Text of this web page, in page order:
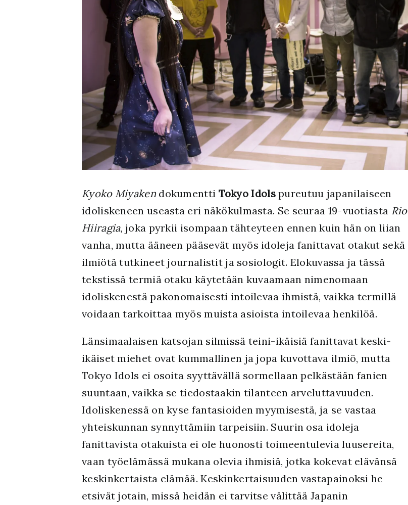
Kyoko Miyaken dokumentti Tokyo Idolspureutuu japanilaiseen
idoliskeneen useasta eri näkökulmasta. Se seuraa 19-vuotiasta Rio
Hiiragia, joka pyrkii isompaan tähteyteen ennen kuin hän on liian
vanha, mutta ääneen pääsevät myös idoleja fanittavat otakut sekä
ilmiötä tutkineet journalistit ja sosiologit. Elokuvassa ja tässä
tekstissä termiä otaku käytetään kuvaamaan nimenomaan
idoliskenestä pakonomaisesti intoilevaa ihmistä, vaikka termillä
voidaan tarkoittaa myös muista asioista intoilevaa henkilöä.
Länsimaalaisen katsojan silmissä teini-ikäisiä fanittavat keski-
ikäiset miehet ovat kummallinen ja jopa kuvottava ilmiö, mutta
Tokyo Idols ei osoita syyttävällä sormellaan pelkästään fanien
suuntaan, vaikka se tiedostaakin tilanteen arveluttavuuden.
Idoliskenessä on kyse fantasioiden myymisestä, ja se vastaa
yhteiskunnan synnyttämiin tarpeisiin. Suurin osa idoleja
fanittavista otakuista ei ole huonosti toimeentulevia luusereita,
vaan työelämässä mukana olevia ihmisiä, jotka kokevat elävänsä
keskinkertaista elämää. Keskinkertaisuuden vastapainoksi he
etsivät jotain, missä heidän ei tarvitse välittää Japanin